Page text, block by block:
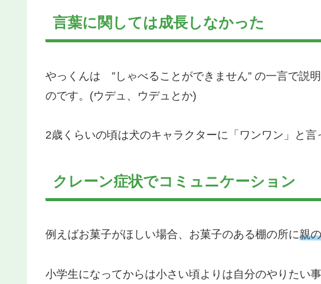
言葉に関しては成長しなかった
やっくんは ”しゃべることができません” の一言で説
のです。(ウデュ、ウデュとか)
2歳くらいの頃は犬のキャラクターに「ワンワン」と
クレーン症状でコミュニケーション
例えばお菓子がほしい場合、お菓子のある棚の所に親
小学生になってからは小さい頃よりは自分のやりたい